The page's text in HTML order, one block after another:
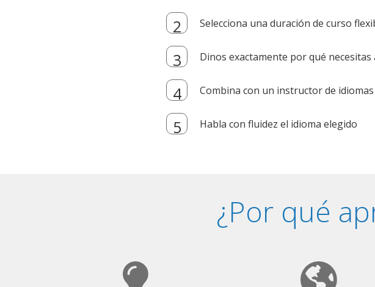
Selecciona una duración de curso
Dinos exactamente por qué
Combina con un instructor de
Habla con fluidez el idioma elegido
¿Por qué